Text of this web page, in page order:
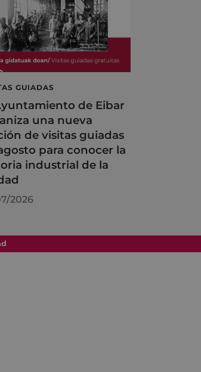
GUIADAS
de Eibar
una nueva
de visitas guiadas
para conocer la
industrial de la
2026